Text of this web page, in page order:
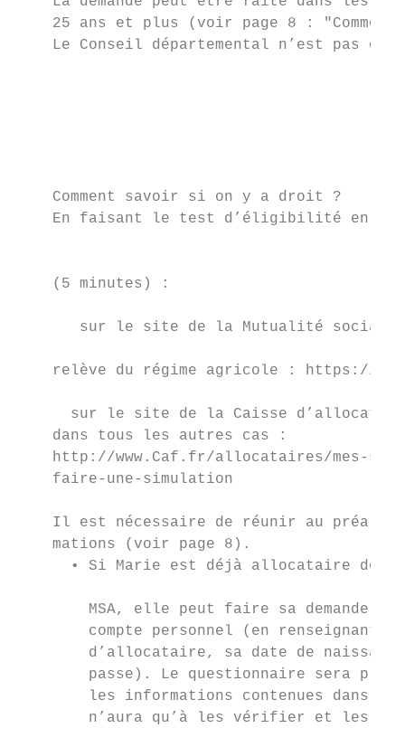
25 ans et plus (voir page 8 :
Le Conseil départemental n’est pas
    Comment savoir si on y a droit ?
En faisant le test d’éligibilité en
    (5 minutes) :
sur le site de la Mutualité sociale
relève du régime agricole : https://
sur le site de la Caisse
dans tous les autres cas :
http://www.Caf.fr/allocataires/mes-
    faire-une-simulation
Il est nécessaire de réunir au
mations (voir page 8).
• Si Marie est déjà allocataire de
MSA, elle peut faire sa demande à
compte personnel (en renseignant
d’allocataire, sa date de
passe). Le questionnaire sera
les informations contenues dans
n’aura qu’à les vérifier et les